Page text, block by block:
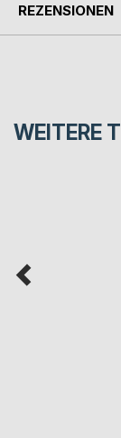
REZENSIONEN
WEITERE